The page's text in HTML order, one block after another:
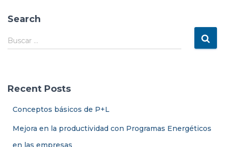
Search
B
u
r
Buscar …
Recent Posts
Conceptos básicos de P+L
Mejora en la productividad con Programas Energéticos
en las empresas